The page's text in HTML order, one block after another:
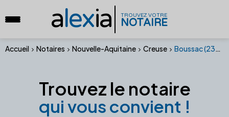
alexia TROUVEZ VOTRE
NOTAIRE
Accueil Notaires Nouvelle-Aquitaine Creuse Boussac (23600)
Trouvez le notaire
qui vous convient !